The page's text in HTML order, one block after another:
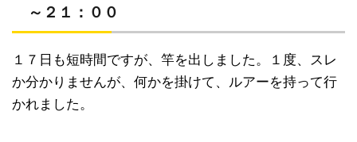
～２１：００
１７日も短時間ですが、竿を出しました。１度、スレ
か分かりませんが、何かを掛けて、ルアーを持って行
かれました。